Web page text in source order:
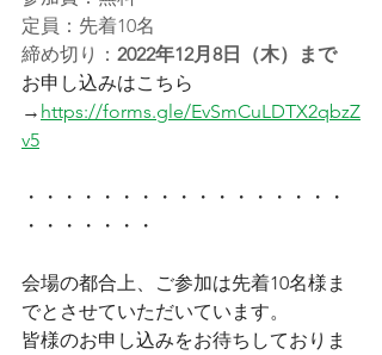
定員：先着10名
締め切り： 2022年12月8日（木）まで
お申し込みはこちら
→ https://forms.gle/EvSmCuLDTX2qbzZ
v5
・・・・・・・・・・・・・・・・・
・・・・・・・
会場の都合上、ご参加は先着10名様ま
でとさせていただいています。
皆様のお申し込みをお待ちしておりま